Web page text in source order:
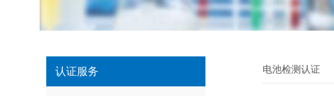
认证服务 电池检测认证